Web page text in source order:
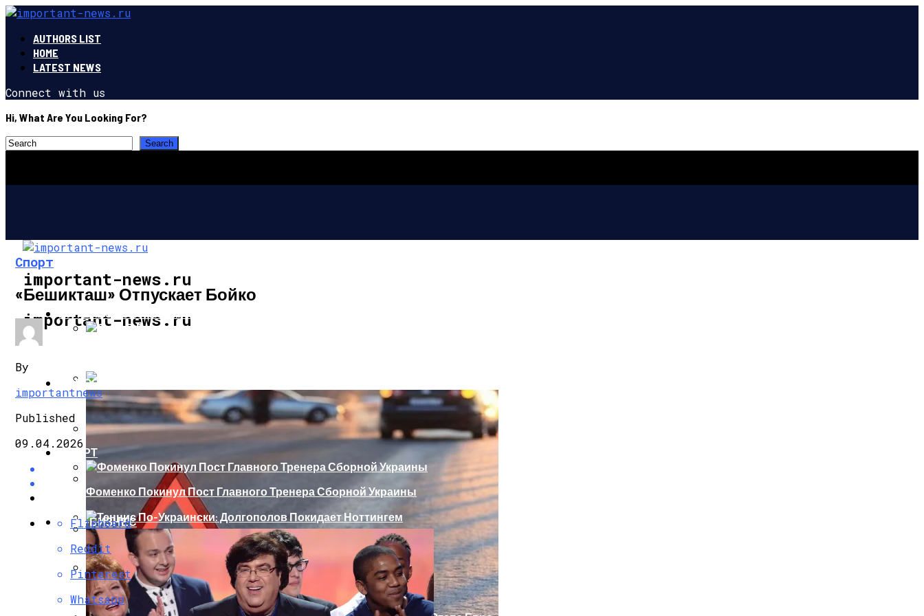
AUTHORS LIST
HOME
LATEST NEWS
Connect with us
Hi, What Are You Looking For?
important-news.ru
important-news.ru
ИНТЕРЕСНОЕ И ПОЗНАВАТЕЛЬНОЕ
В Сети Высмеяли Свадебный Подарок Путина Главе МИД Австрии
«Князь, Где Вы Шлялись»: В Сети Высмеяли Российский Лайнер, «заблудившийся» В Крыму
Репетицию Парада В Киеве Высмеяли Веселыми Фотожабами
В Швеции Белый Медведь Застрял В Окне Отеля, Знатно Позавтракав
НОВОСТИ
СПОРТ
Фоменко Покинул Пост Главного Тренера Сборной Украины
Теннис По-Украински: Долгополов Покидает Ноттингем
Роналду Остается В «Реале» До 2020 Года
ШОУ-БИЗНЕС
Спорт
«Бешикташ» Отпускает Бойко
By
importantnews
Published
09.04.2026
Flipboard
Reddit
Pinterest
Whatsapp